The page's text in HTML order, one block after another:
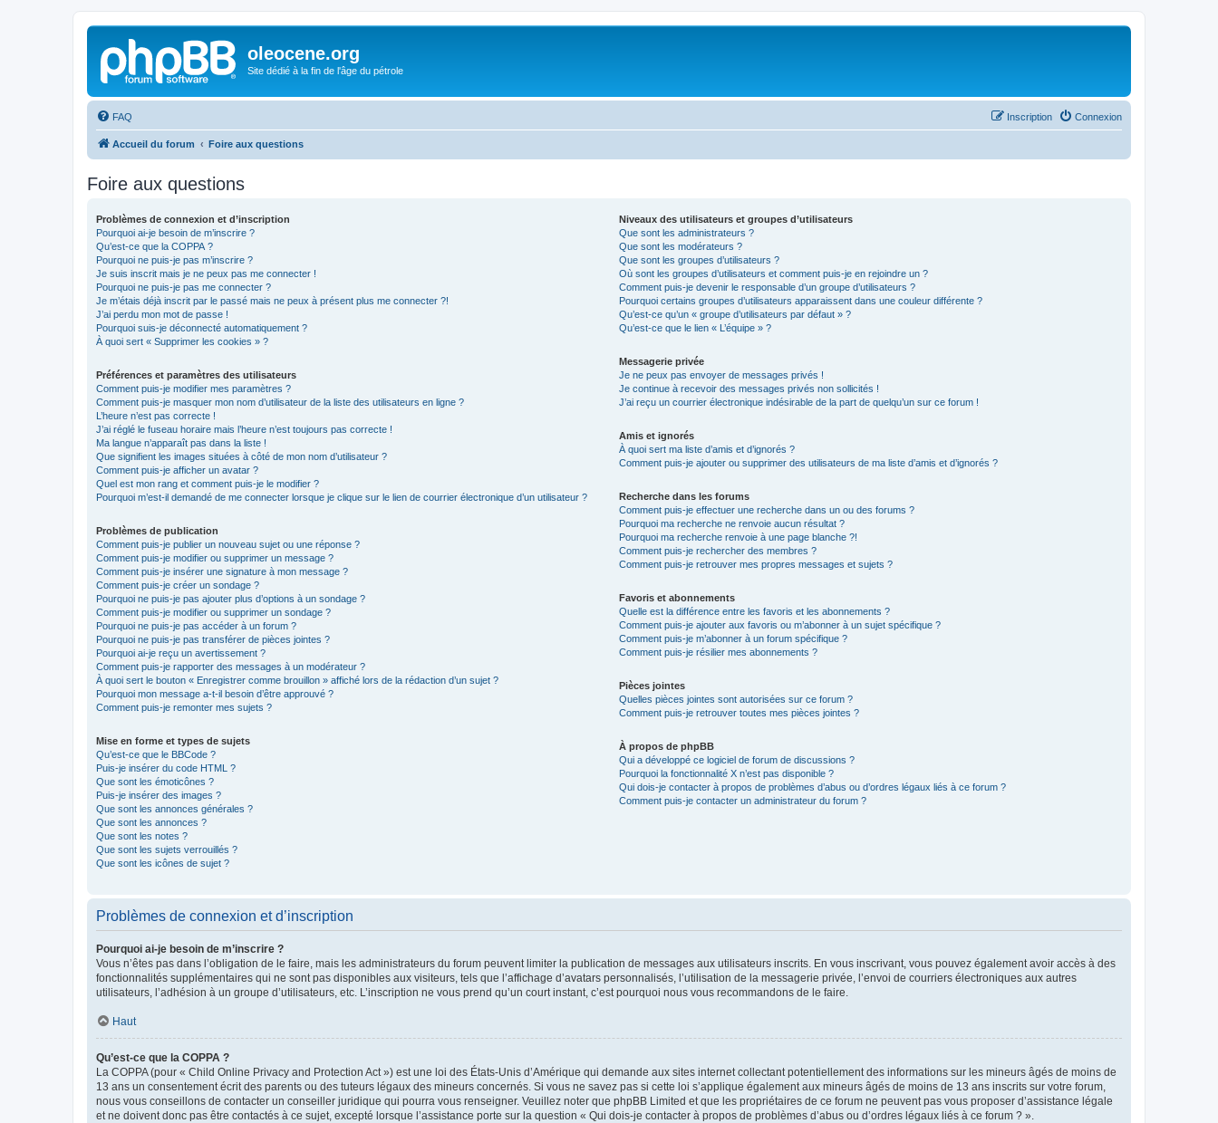
oleocene.org
Site dédié à la fin de l'âge du pétrole
FAQ Connexion
Inscription
Accueil du forum Foire aux questions
Foire aux questions
Problèmes de connexion et d’inscription
Pourquoi ai-je besoin de m’inscrire ?
Qu’est-ce que la COPPA ?
Pourquoi ne puis-je pas m’inscrire ?
Je suis inscrit mais je ne peux pas me connecter !
Pourquoi ne puis-je pas me connecter ?
Je m’étais déjà inscrit par le passé mais ne peux à présent plus me connecter ?!
J’ai perdu mon mot de passe !
Pourquoi suis-je déconnecté automatiquement ?
À quoi sert « Supprimer les cookies » ?
Préférences et paramètres des utilisateurs
Comment puis-je modifier mes paramètres ?
Comment puis-je masquer mon nom d’utilisateur de la liste des utilisateurs en ligne ?
L’heure n’est pas correcte !
J’ai réglé le fuseau horaire mais l’heure n’est toujours pas correcte !
Ma langue n’apparaît pas dans la liste !
Que signifient les images situées à côté de mon nom d’utilisateur ?
Comment puis-je afficher un avatar ?
Quel est mon rang et comment puis-je le modifier ?
Pourquoi m’est-il demandé de me connecter lorsque je clique sur le lien de courrier électronique d’un utilisateur ?
Problèmes de publication
Comment puis-je publier un nouveau sujet ou une réponse ?
Comment puis-je modifier ou supprimer un message ?
Comment puis-je insérer une signature à mon message ?
Comment puis-je créer un sondage ?
Pourquoi ne puis-je pas ajouter plus d’options à un sondage ?
Comment puis-je modifier ou supprimer un sondage ?
Pourquoi ne puis-je pas accéder à un forum ?
Pourquoi ne puis-je pas transférer de pièces jointes ?
Pourquoi ai-je reçu un avertissement ?
Comment puis-je rapporter des messages à un modérateur ?
À quoi sert le bouton « Enregistrer comme brouillon » affiché lors de la rédaction d’un sujet ?
Pourquoi mon message a-t-il besoin d’être approuvé ?
Comment puis-je remonter mes sujets ?
Mise en forme et types de sujets
Qu’est-ce que le BBCode ?
Puis-je insérer du code HTML ?
Que sont les émoticônes ?
Puis-je insérer des images ?
Que sont les annonces générales ?
Que sont les annonces ?
Que sont les notes ?
Que sont les sujets verrouillés ?
Que sont les icônes de sujet ?
Niveaux des utilisateurs et groupes d’utilisateurs
Que sont les administrateurs ?
Que sont les modérateurs ?
Que sont les groupes d’utilisateurs ?
Où sont les groupes d’utilisateurs et comment puis-je en rejoindre un ?
Comment puis-je devenir le responsable d’un groupe d’utilisateurs ?
Pourquoi certains groupes d’utilisateurs apparaissent dans une couleur différente ?
Qu’est-ce qu’un « groupe d’utilisateurs par défaut » ?
Qu’est-ce que le lien « L’équipe » ?
Messagerie privée
Je ne peux pas envoyer de messages privés !
Je continue à recevoir des messages privés non sollicités !
J’ai reçu un courrier électronique indésirable de la part de quelqu’un sur ce forum !
Amis et ignorés
À quoi sert ma liste d’amis et d’ignorés ?
Comment puis-je ajouter ou supprimer des utilisateurs de ma liste d’amis et d’ignorés ?
Recherche dans les forums
Comment puis-je effectuer une recherche dans un ou des forums ?
Pourquoi ma recherche ne renvoie aucun résultat ?
Pourquoi ma recherche renvoie à une page blanche ?!
Comment puis-je rechercher des membres ?
Comment puis-je retrouver mes propres messages et sujets ?
Favoris et abonnements
Quelle est la différence entre les favoris et les abonnements ?
Comment puis-je ajouter aux favoris ou m’abonner à un sujet spécifique ?
Comment puis-je m’abonner à un forum spécifique ?
Comment puis-je résilier mes abonnements ?
Pièces jointes
Quelles pièces jointes sont autorisées sur ce forum ?
Comment puis-je retrouver toutes mes pièces jointes ?
À propos de phpBB
Qui a développé ce logiciel de forum de discussions ?
Pourquoi la fonctionnalité X n’est pas disponible ?
Qui dois-je contacter à propos de problèmes d’abus ou d’ordres légaux liés à ce forum ?
Comment puis-je contacter un administrateur du forum ?
Problèmes de connexion et d’inscription
Pourquoi ai-je besoin de m’inscrire ?
Vous n’êtes pas dans l’obligation de le faire, mais les administrateurs du forum peuvent limiter la publication de messages aux utilisateurs inscrits. En vous inscrivant, vous pouvez également avoir accès à des
fonctionnalités supplémentaires qui ne sont pas disponibles aux visiteurs, tels que l’affichage d’avatars personnalisés, l’utilisation de la messagerie privée, l’envoi de courriers électroniques aux autres
utilisateurs, l’adhésion à un groupe d’utilisateurs, etc. L’inscription ne vous prend qu’un court instant, c’est pourquoi nous vous recommandons de le faire.
Haut
Qu’est-ce que la COPPA ?
La COPPA (pour « Child Online Privacy and Protection Act ») est une loi des États-Unis d’Amérique qui demande aux sites internet collectant potentiellement des informations sur les mineurs âgés de moins de
13 ans un consentement écrit des parents ou des tuteurs légaux des mineurs concernés. Si vous ne savez pas si cette loi s’applique également aux mineurs âgés de moins de 13 ans inscrits sur votre forum,
nous vous conseillons de contacter un conseiller juridique qui pourra vous renseigner. Veuillez noter que phpBB Limited et que les propriétaires de ce forum ne peuvent pas vous proposer d’assistance légale
et ne doivent donc pas être contactés à ce sujet, excepté lorsque l’assistance porte sur la question « Qui dois-je contacter à propos de problèmes d’abus ou d’ordres légaux liés à ce forum ? ».